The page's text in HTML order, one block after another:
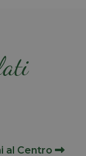
al Centro